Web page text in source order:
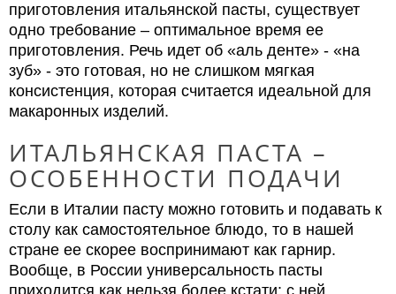
приготовления итальянской пасты, существует
одно требование – оптимальное время ее
приготовления. Речь идет об «аль денте» - «на
зуб» - это готовая, но не слишком мягкая
консистенция, которая считается идеальной для
макаронных изделий.
ИТАЛЬЯНСКАЯ ПАСТА –
ОСОБЕННОСТИ ПОДАЧИ
Если в Италии пасту можно готовить и подавать к
столу как самостоятельное блюдо, то в нашей
стране ее скорее воспринимают как гарнир.
Вообще, в России универсальность пасты